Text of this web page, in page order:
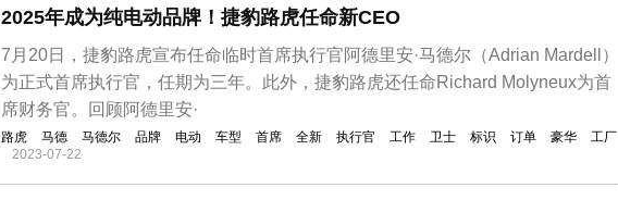
2025年成为纯电动品牌！捷豹路虎任命新CEO
7月20日，捷豹路虎宣布任命临时首席执行官阿德里安·马德尔（Adrian Mardell）
为正式首席执行官，任期为三年。此外，捷豹路虎还任命Richard Molyneux为首
席财务官。回顾阿德里安·
路虎 马德 马德尔 品牌 电动 车型 首席 全新 执行官 工作 卫士 标识 订单 豪华
工厂
2023-07-22